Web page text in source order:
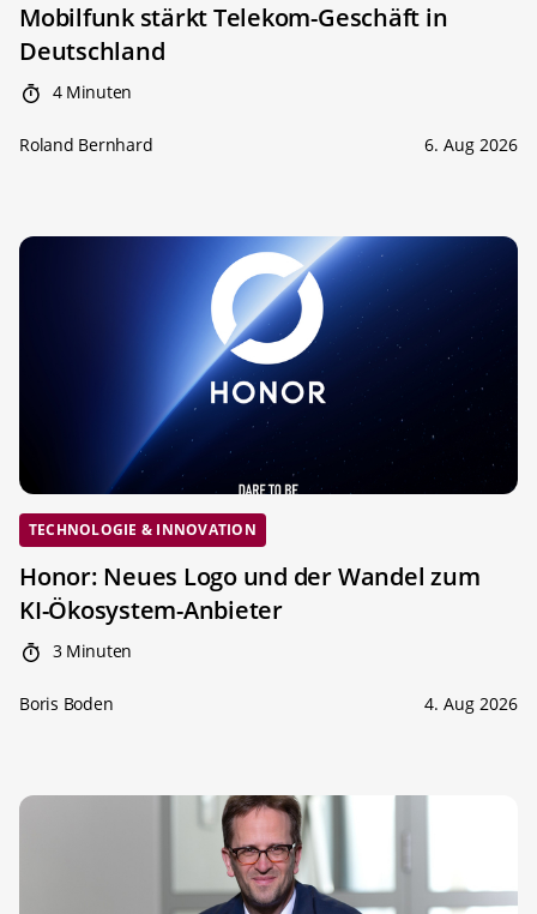
Mobilfunk stärkt Telekom-Geschäft in
Deutschland
4 Minuten
Roland Bernhard 6. Aug 2026
TECHNOLOGIE & INNOVATION
Honor: Neues Logo und der Wandel zum
KI-Ökosystem-Anbieter
3 Minuten
Boris Boden 4. Aug 2026